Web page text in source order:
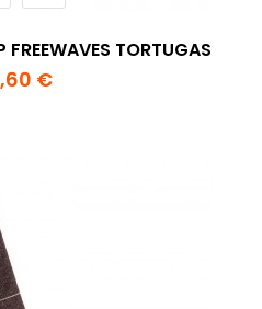
FREEWAVES TORTUGAS
€